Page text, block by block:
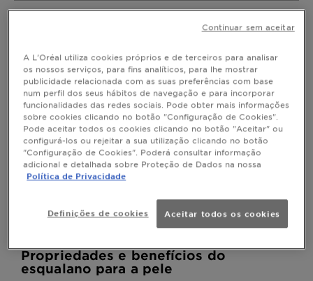
O que é o esqualano e para que serve
O esqualano é um hidrocarboneto saturado
naturalmente presente na pele humana, fazendo
parte do sebo. A sua principal função é manter a
pele hidratada e protegida. No entanto, a
produção natural de esqualano diminui com a
idade, levando a desidratação e à perda de
elasticidade. O esqualano utilizado em cosméticos
pode ser obtido a partir de fontes animais
(principalmente o fígado de tubarão), mas a
Garnier utiliza exclusivamente o de origem vegetal,
extraído da azeitona ou da cana-de-açúcar,
alinhada com o nosso compromisso com a
sustentabilidade e o respeito pelos animais. Este
o que significa que é facilmente absorvido sem
deixar uma sensação oleosa. Para além de hidratar,
ele ajuda a fortalecer a barreira cutânea,
protegendo a pele contra agressões externas,
Propriedades e benefícios do
esqualano para a pele
A L'Oréal utiliza cookies próprios e de terceiros para analisar
os nossos serviços, para fins analíticos, para lhe mostrar
publicidade relacionada com as suas preferências com base
num perfil dos seus hábitos de navegação e para incorporar
funcionalidades das redes sociais. Pode obter mais informações
sobre cookies clicando no botão "Configuração de Cookies".
Pode aceitar todos os cookies clicando no botão "Aceitar" ou
configurá-los ou rejeitar a sua utilização clicando no botão
"Configuração de Cookies". Poderá consultar informação
adicional e detalhada sobre Proteção de Dados na nossa
Política de Privacidade
Definições de cookies Aceitar todos os cookies
Continuar sem aceitar